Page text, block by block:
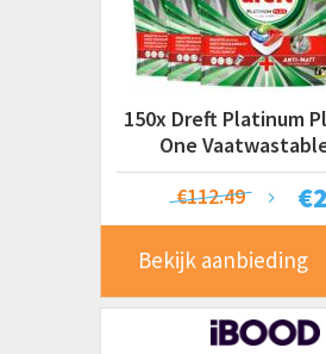
150x Dreft Platinum
One
€
€112.49
Bekijk aanbieding